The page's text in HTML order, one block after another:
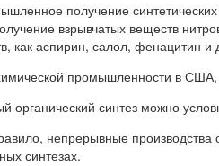
получение
взрывчатых веществ
как аспирин, салол, фенацитин и
промышленности в
синтез можно
непрерывные
синтезах.